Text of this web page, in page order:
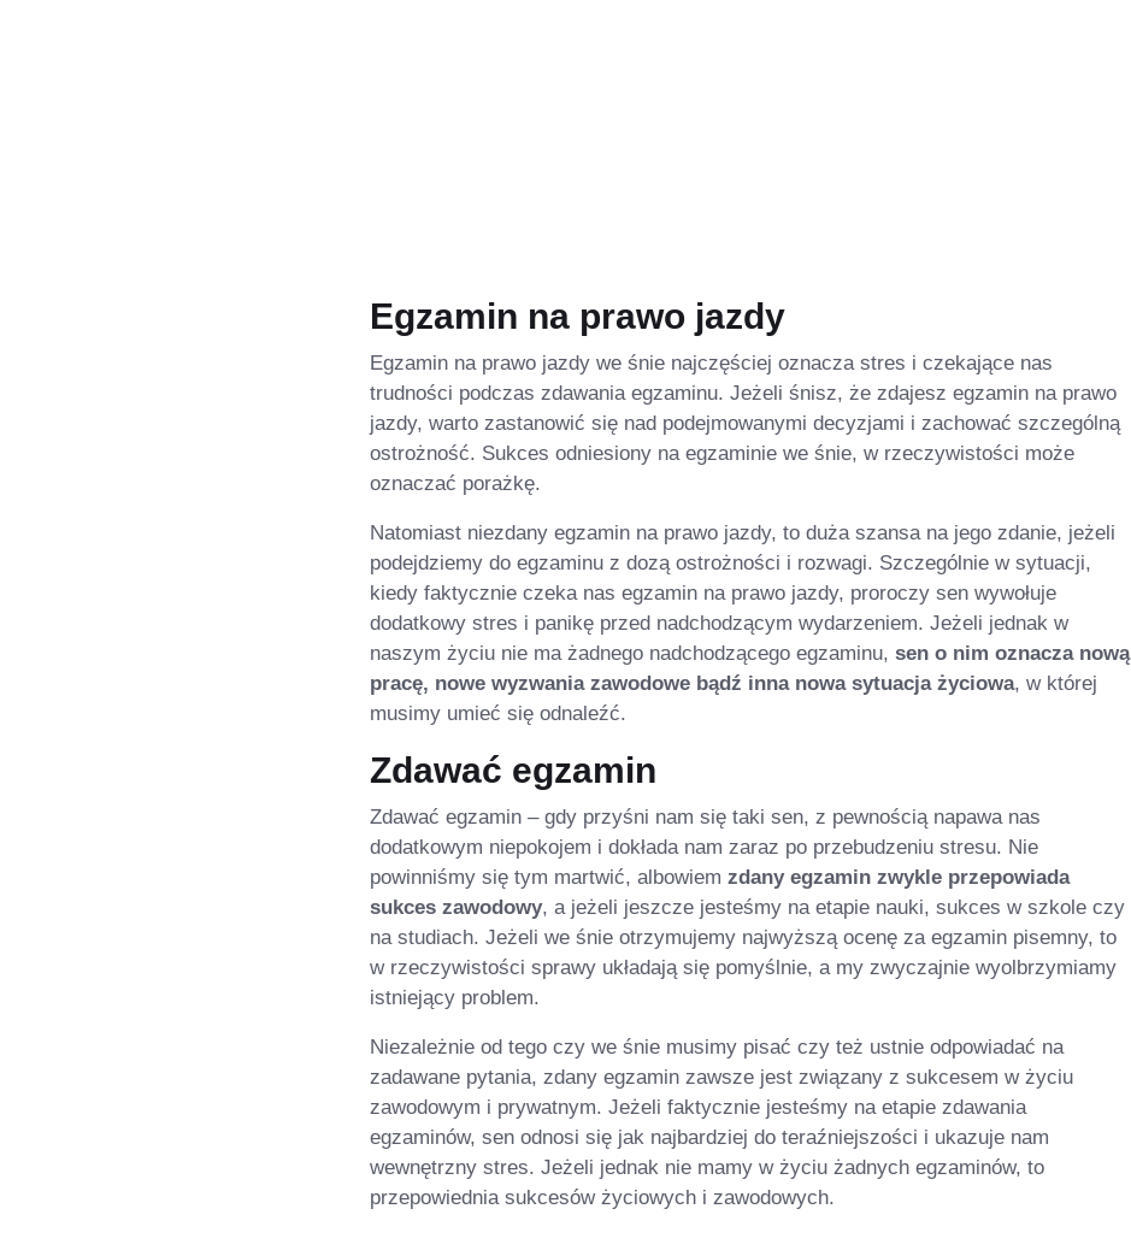
Egzamin na prawo jazdy
Egzamin na prawo jazdy we śnie najczęściej oznacza stres i czekające nas
trudności podczas zdawania egzaminu. Jeżeli śnisz, że zdajesz egzamin na prawo
jazdy, warto zastanowić się nad podejmowanymi decyzjami i zachować szczególną
ostrożność. Sukces odniesiony na egzaminie we śnie, w rzeczywistości może
oznaczać porażkę.
Natomiast niezdany egzamin na prawo jazdy, to duża szansa na jego zdanie, jeżeli
podejdziemy do egzaminu z dozą ostrożności i rozwagi. Szczególnie w sytuacji,
kiedy faktycznie czeka nas egzamin na prawo jazdy, proroczy sen wywołuje
dodatkowy stres i panikę przed nadchodzącym wydarzeniem. Jeżeli jednak w
naszym życiu nie ma żadnego nadchodzącego egzaminu, sen o nim oznacza nową
pracę, nowe wyzwania zawodowe bądź inna nowa sytuacja życiowa, w której
musimy umieć się odnaleźć.
Zdawać egzamin
Zdawać egzamin – gdy przyśni nam się taki sen, z pewnością napawa nas
dodatkowym niepokojem i dokłada nam zaraz po przebudzeniu stresu. Nie
powinniśmy się tym martwić, albowiem zdany egzamin zwykle przepowiada
sukces zawodowy, a jeżeli jeszcze jesteśmy na etapie nauki, sukces w szkole czy
na studiach. Jeżeli we śnie otrzymujemy najwyższą ocenę za egzamin pisemny, to
w rzeczywistości sprawy układają się pomyślnie, a my zwyczajnie wyolbrzymiamy
istniejący problem.
Niezależnie od tego czy we śnie musimy pisać czy też ustnie odpowiadać na
zadawane pytania, zdany egzamin zawsze jest związany z sukcesem w życiu
zawodowym i prywatnym. Jeżeli faktycznie jesteśmy na etapie zdawania
egzaminów, sen odnosi się jak najbardziej do teraźniejszości i ukazuje nam
wewnętrzny stres. Jeżeli jednak nie mamy w życiu żadnych egzaminów, to
przepowiednia sukcesów życiowych i zawodowych.